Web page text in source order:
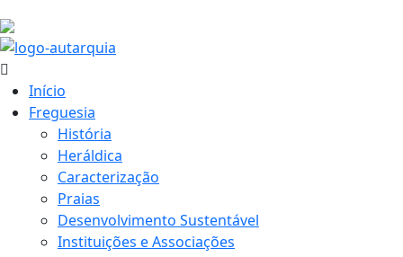
Início
Freguesia
História
Heráldica
Caracterização
Praias
Desenvolvimento Sustentável
Instituições e Associações